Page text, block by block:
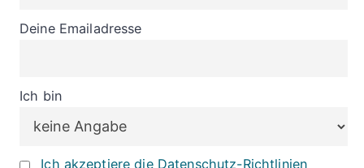
Deine Emailadresse
Ich bin
Ich akzeptiere die Datenschutz-Richtlinien